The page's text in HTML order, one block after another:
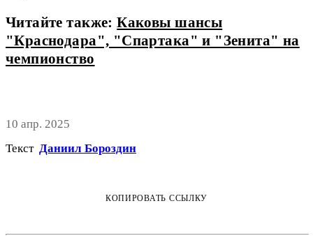
Читайте также:Каковы шансы
"Краснодара", "Спартака" и "Зенита" на
чемпионство
10 апр. 2025
Текст Даниил Бороздин
КОПИРОВАТЬ ССЫЛКУ